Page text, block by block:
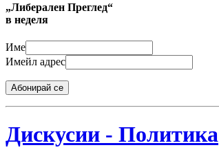
„Либерален Преглед“
в неделя
Име
Имейл адрес
Абонирай се
Дискусии - Политика